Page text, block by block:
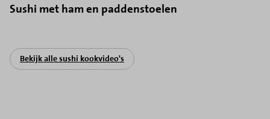
Sushi met ham en paddenstoelen
Bekijk alle sushi kookvideo's